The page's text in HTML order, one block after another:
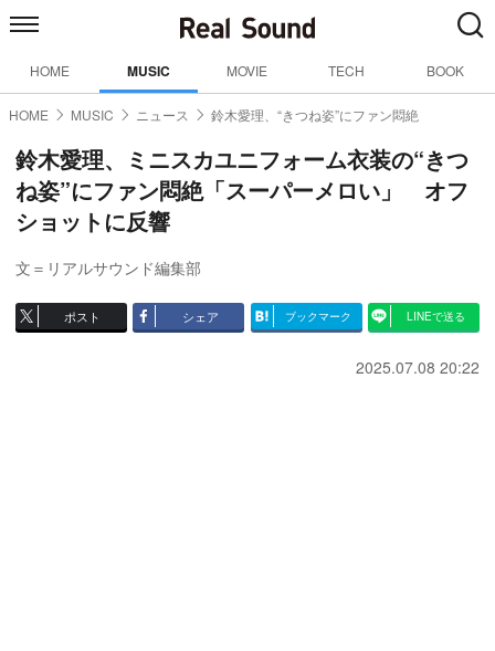
HOME MUSIC MOVIE TECH BOOK
HOME MUSIC ニュース 鈴木愛理、“きつね姿”にファン悶絶
鈴木愛理、ミニスカユニフォーム衣装の“きつ
ね姿”にファン悶絶「スーパーメロい」 オフ
ショットに反響
文＝リアルサウンド編集部
ポスト シェア ブックマーク LINEで送る
2025.07.08 20:22